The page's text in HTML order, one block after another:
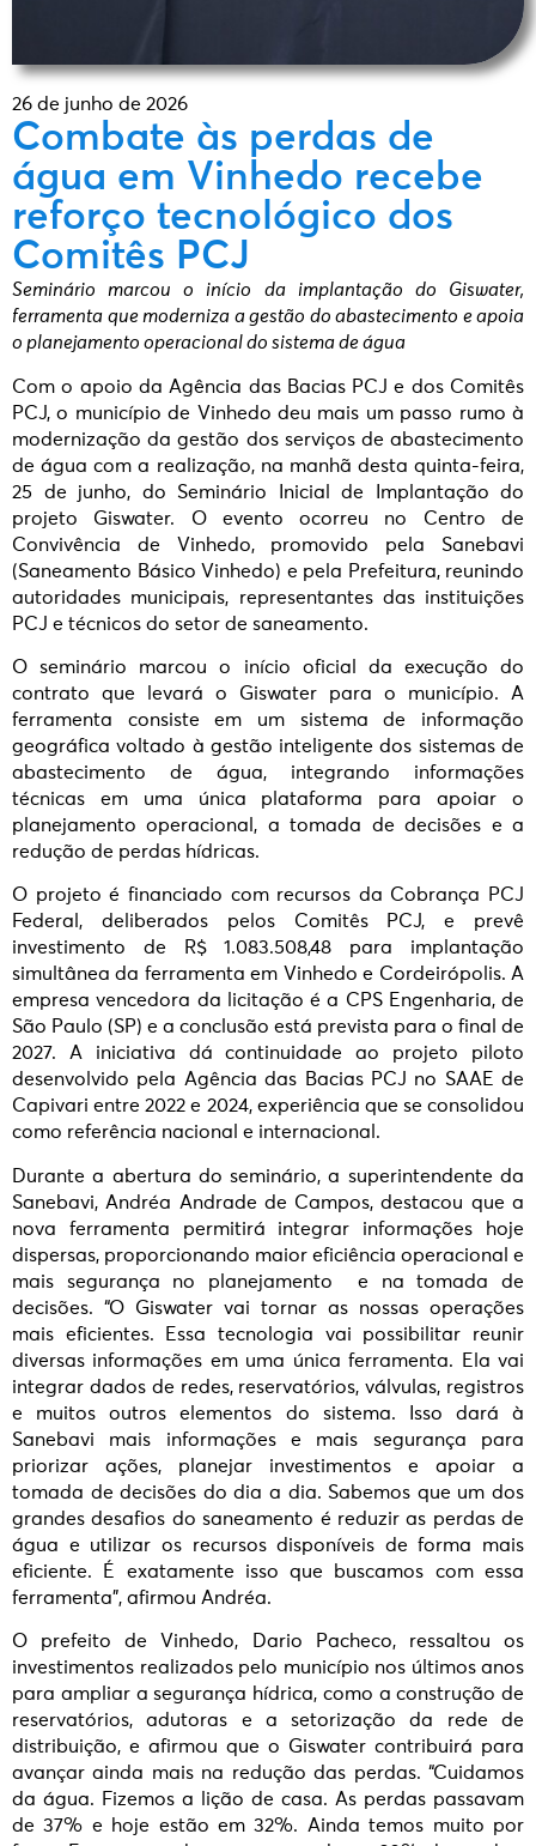
26 de junho de 2026
Combate às perdas de
água em Vinhedo recebe
reforço tecnológico dos
Comitês PCJ
Seminário marcou o início da implantação do Giswater,
ferramenta que moderniza a gestão do abastecimento e apoia
o planejamento operacional do sistema de água
Com o apoio da Agência das Bacias PCJ e dos Comitês
PCJ, o município de Vinhedo deu mais um passo rumo à
modernização da gestão dos serviços de abastecimento
de água com a realização, na manhã desta quinta-feira,
25 de junho, do Seminário Inicial de Implantação do
projeto Giswater. O evento ocorreu no Centro de
Convivência de Vinhedo, promovido pela Sanebavi
(Saneamento Básico Vinhedo) e pela Prefeitura, reunindo
autoridades municipais, representantes das instituições
PCJ e técnicos do setor de saneamento.
O seminário marcou o início oficial da execução do
contrato que levará o Giswater para o município. A
ferramenta consiste em um sistema de informação
geográfica voltado à gestão inteligente dos sistemas de
abastecimento de água, integrando informações
técnicas em uma única plataforma para apoiar o
planejamento operacional, a tomada de decisões e a
redução de perdas hídricas.
O projeto é financiado com recursos da Cobrança PCJ
Federal, deliberados pelos Comitês PCJ, e prevê
investimento de R$ 1.083.508,48 para implantação
simultânea da ferramenta em Vinhedo e Cordeirópolis. A
empresa vencedora da licitação é a CPS Engenharia, de
São Paulo (SP) e a conclusão está prevista para o final de
2027. A iniciativa dá continuidade ao projeto piloto
desenvolvido pela Agência das Bacias PCJ no SAAE de
Capivari entre 2022 e 2024, experiência que se consolidou
como referência nacional e internacional.
Durante a abertura do seminário, a superintendente da
Sanebavi, Andréa Andrade de Campos, destacou que a
nova ferramenta permitirá integrar informações hoje
dispersas, proporcionando maior eficiência operacional e
mais segurança no planejamento e na tomada de
decisões. “O Giswater vai tornar as nossas operações
mais eficientes. Essa tecnologia vai possibilitar reunir
diversas informações em uma única ferramenta. Ela vai
integrar dados de redes, reservatórios, válvulas, registros
e muitos outros elementos do sistema. Isso dará à
Sanebavi mais informações e mais segurança para
priorizar ações, planejar investimentos e apoiar a
tomada de decisões do dia a dia. Sabemos que um dos
grandes desafios do saneamento é reduzir as perdas de
água e utilizar os recursos disponíveis de forma mais
eficiente. É exatamente isso que buscamos com essa
ferramenta”, afirmou Andréa.
O prefeito de Vinhedo, Dario Pacheco, ressaltou os
investimentos realizados pelo município nos últimos anos
para ampliar a segurança hídrica, como a construção de
reservatórios, adutoras e a setorização da rede de
distribuição, e afirmou que o Giswater contribuirá para
avançar ainda mais na redução das perdas. “Cuidamos
da água. Fizemos a lição de casa. As perdas passavam
de 37% e hoje estão em 32%. Ainda temos muito por